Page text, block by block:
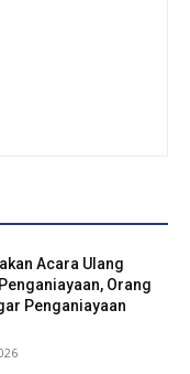
Acara Ulang
Orang
Penganiayaan